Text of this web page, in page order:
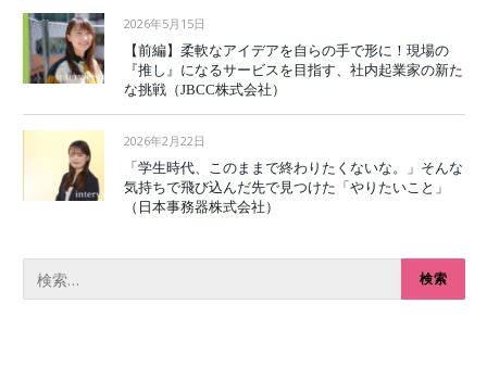
2026年5月15日
【前編】柔軟なアイデアを自らの手で形に！現場の
『推し』になるサービスを目指す、社内起業家の新た
な挑戦（JBCC株式会社）
2026年2月22日
「学生時代、このままで終わりたくないな。」そんな
気持ちで飛び込んだ先で見つけた「やりたいこと」
（日本事務器株式会社）